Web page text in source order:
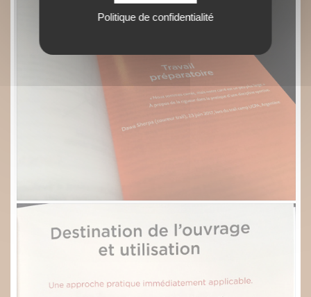
Politique de confidentialité